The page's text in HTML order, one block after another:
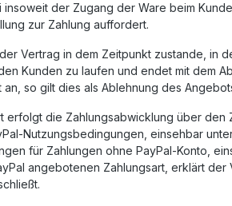
der Zugang der Ware beim
zur Zahlung auffordert.
Vertrag in dem Zeitpunkt zustande, in
Kunden zu laufen und endet mit dem
so gilt dies als Ablehnung des
die Zahlungsabwicklung über den
Nutzungsbedingungen, einsehbar
für Zahlungen ohne PayPal-Konto,
angebotenen Zahlungsart, erklärt